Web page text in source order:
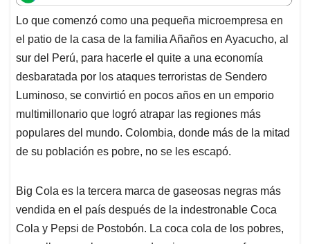
t
s
A
p
p
e
b
o
o
k
k
e
d
I
n
i
l
e
a
d
s
Lo que comenzó como una pequeña microempresa en
el patio de la casa de la familia Añaños en Ayacucho, al
sur del Perú, para hacerle el quite a una economía
desbaratada por los ataques terroristas de Sendero
Luminoso, se convirtió en pocos años en un emporio
multimillonario que logró atrapar las regiones más
populares del mundo. Colombia, donde más de la mitad
de su población es pobre, no se les escapó.
Big Cola es la tercera marca de gaseosas negras más
vendida en el país después de la indestronable Coca
Cola y Pepsi de Postobón. La coca cola de los pobres,